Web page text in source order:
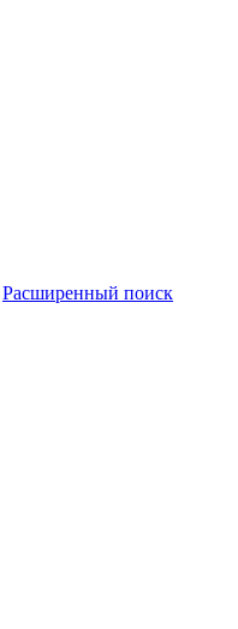
Расширенный поиск